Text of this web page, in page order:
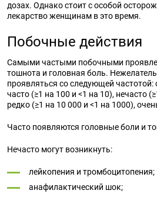
дозах. Однако стоит с особой
лекарство женщинам в это время.
Побочные действия
Самыми частыми побочными
тошнота и головная боль.
проявляться со следующей частотой:
часто (≥1 на 100 и <1 на 10), нечасто
редко (≥1 на 10 000 и <1 на 1000),
Часто появляются головные боли и
Нечасто могут возникнуть:
лейкопения и тромбоцитопения;
анафилактический шок;